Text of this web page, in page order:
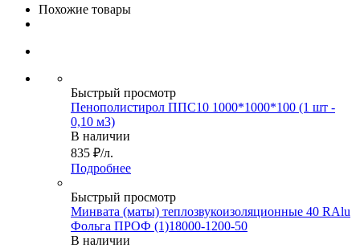
Похожие товары
Быстрый просмотр
Пенополистирол ППС10 1000*1000*100 (1 шт -
0,10 м3)
В наличии
835 ₽/л.
Подробнее
Быстрый просмотр
Минвата (маты) теплозвукоизоляционные 40 RAlu
Фольга ПРОФ (1)18000-1200-50
В наличии